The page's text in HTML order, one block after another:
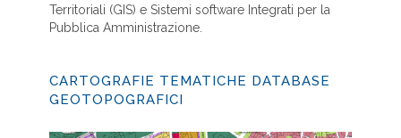
Territoriali (GIS) e Sistemi software Integrati per la
Pubblica Amministrazione.
CARTOGRAFIE TEMATICHE DATABASE
GEOTOPOGRAFICI